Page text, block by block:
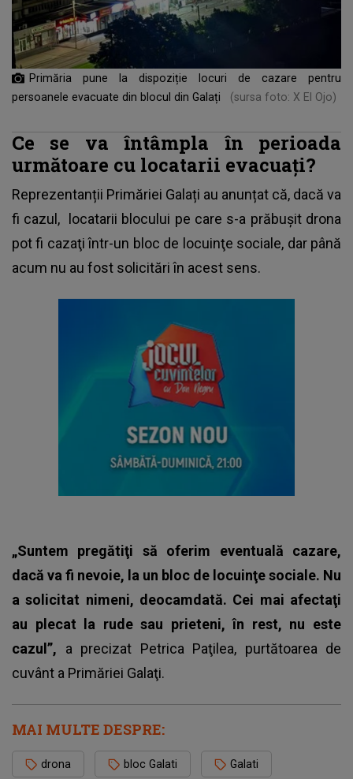
Primăria pune la dispoziție locuri de cazare pentru
persoanele evacuate din blocul din Galați
(sursa foto: X El Ojo)
Ce se va întâmpla în perioada
următoare cu locatarii evacuați?
Reprezentanții Primăriei Galați au anunțat că, dacă va
fi cazul,
locatarii blocului pe care s-a prăbușit drona
pot fi cazaţi într-un bloc de locuinţe sociale, dar până
acum nu au fost solicitări în acest sens.
„Suntem pregătiţi să oferim eventuală cazare,
dacă va fi nevoie, la un bloc de locuinţe sociale. Nu
a solicitat nimeni, deocamdată. Cei mai afectaţi
au plecat la rude sau prieteni, în rest, nu este
cazul”, a precizat Petrica Paţilea, purtătoarea de
cuvânt a Primăriei Galaţi.
MAI MULTE DESPRE:
drona bloc Galati Galati